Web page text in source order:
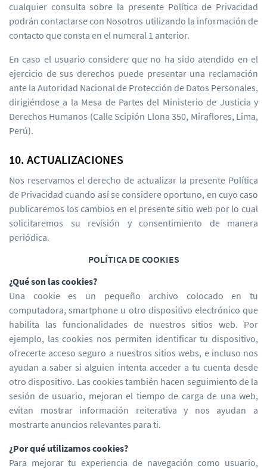
cualquier consulta sobre la presente Política de Privacidad
podrán contactarse con Nosotros utilizando la información de
contacto que consta en el numeral 1 anterior.
En caso el usuario considere que no ha sido atendido en el
ejercicio de sus derechos puede presentar una reclamación
ante la Autoridad Nacional de Protección de Datos Personales,
dirigiéndose a la Mesa de Partes del Ministerio de Justicia y
Derechos Humanos (Calle Scipión Llona 350, Miraflores, Lima,
Perú).
10. ACTUALIZACIONES
Nos reservamos el derecho de actualizar la presente Política
de Privacidad cuando así se considere oportuno, en cuyo caso
publicaremos los cambios en el presente sitio web por lo cual
solicitaremos su revisión y consentimiento de manera
periódica.
POLÍTICA DE COOKIES
¿Qué son las cookies?
Una cookie es un pequeño archivo colocado en tu
computadora, smartphone u otro dispositivo electrónico que
habilita las funcionalidades de nuestros sitios web. Por
ejemplo, las cookies nos permiten identificar tu dispositivo,
ofrecerte acceso seguro a nuestros sitios webs, e incluso nos
ayudan a saber si alguien intenta acceder a tu cuenta desde
otro dispositivo. Las cookies también hacen seguimiento de la
sesión de usuario, mejoran el tiempo de carga de una web,
evitan mostrar información reiterativa y nos ayudan a
mostrarte anuncios relevantes para ti.
¿Por qué utilizamos cookies?
Para mejorar tu experiencia de navegación como usuario,